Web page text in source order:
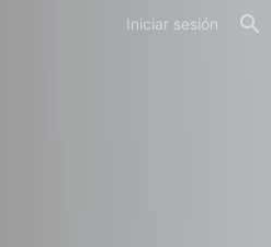
Iniciar sesión